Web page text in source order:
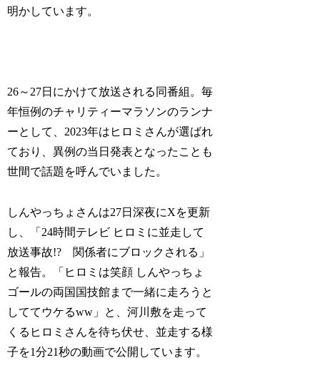
明かしています。
26～27日にかけて放送される同番組。毎
年恒例のチャリティーマラソンのランナ
ーとして、2023年はヒロミさんが選ばれ
ており、異例の当日発表となったことも
世間で話題を呼んでいました。
しんやっちょさんは27日深夜にXを更新
し、「24時間テレビ ヒロミに並走して
放送事故!? 関係者にブロックされる」
と報告。「ヒロミは笑顔 しんやっちょ
ゴールの両国国技館まで一緒に走ろうと
しててウケるww」と、河川敷を走って
くるヒロミさんを待ち伏せ、並走する様
子を1分21秒の動画で公開しています。